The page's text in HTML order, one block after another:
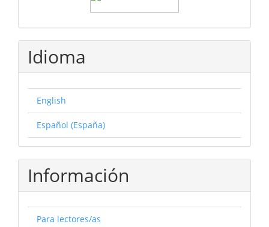
Idioma
English
Español (España)
Información
Para lectores/as